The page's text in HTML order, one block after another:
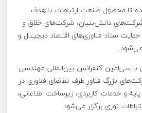
تا محصول صنعت ارتباطات با هدف
دانش‌بنیان، شرکت‌های خلاق و
ستاد فناوری‌های اقتصاد دیجیتال و
با سی‌امین کنفرانس بین‌المللی مهندسی
بزرگ فناور طرف تقاضای فناوری در
و خدمات کاربردی، زیرساخت اطلاعاتی،
نوری برگزار می‌شود.